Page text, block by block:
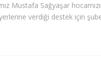
Mustafa Sağyaşar
verdiği destek için